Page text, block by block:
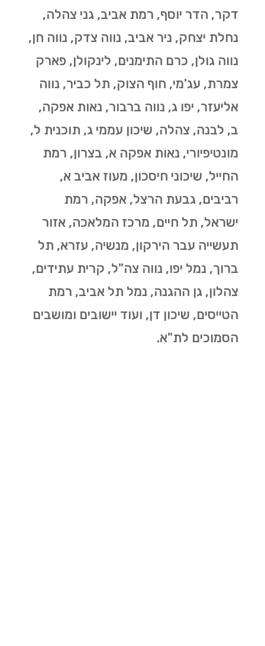
דקר, הדר יוסף, רמת אביב, גני צהלה,
נחלת יצחק, ניר אביב, נווה צדק, נווה חן,
נווה גולן, כרם התימנים, לינקולן, פארק
צמרת, עג'מי, חוף הצוק, תל כביר, נווה
אליעזר, יפו ג, נווה ברבור, נאות אפקה,
ב, לבנה, צהלה, שיכון עממי ג, תוכנית ל,
מונטיפיורי, נאות אפקה א, בצרון, רמת
החייל, שיכוני חיסכון, מעוז אביב א,
רביבים, גבעת הרצל, אפקה, רמת
ישראל, תל חיים, מרכז המלאכה, אזור
תעשייה עבר הירקון, מנשיה, עזרא, תל
ברוך, נמל יפו, נווה צה"ל, קרית עתידים,
צהלון, גן ההגנה, נמל תל אביב, רמת
הטייסים, שיכון דן, ועוד יישובים ומושבים
הסמוכים לת"א.